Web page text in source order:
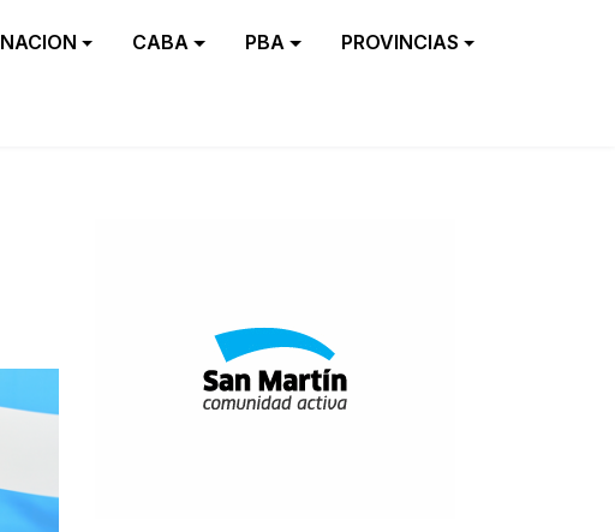
NACION CABA PBA PROVINCIAS